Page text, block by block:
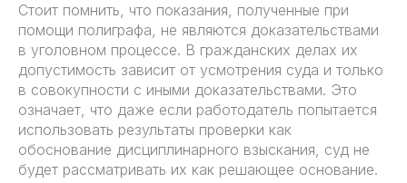
Стоит помнить, что показания, полученные при
помощи полиграфа, не являются доказательствами
в уголовном процессе. В гражданских делах их
допустимость зависит от усмотрения суда и только
в совокупности с иными доказательствами. Это
означает, что даже если работодатель попытается
использовать результаты проверки как
обоснование дисциплинарного взыскания, суд не
будет рассматривать их как решающее основание.